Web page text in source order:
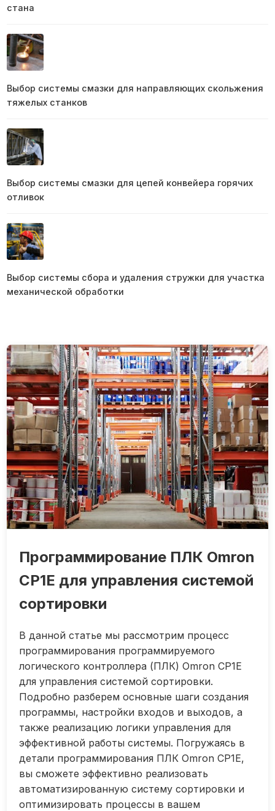
Программирование ПЛК Omron
CP1E для управления системой
сортировки
В данной статье мы рассмотрим процесс
программирования программируемого
логического контроллера (ПЛК) Omron CP1E
для управления системой сортировки.
Подробно разберем основные шаги создания
программы, настройки входов и выходов, а
также реализацию логики управления для
эффективной работы системы. Погружаясь в
детали программирования ПЛК Omron CP1E,
вы сможете эффективно реализовать
автоматизированную систему сортировки и
оптимизировать процессы в вашем
стана
Выбор системы смазки для направляющих скольжения
тяжелых станков
Выбор системы смазки для цепей конвейера горячих
отливок
Выбор системы сбора и удаления стружки для участка
механической обработки